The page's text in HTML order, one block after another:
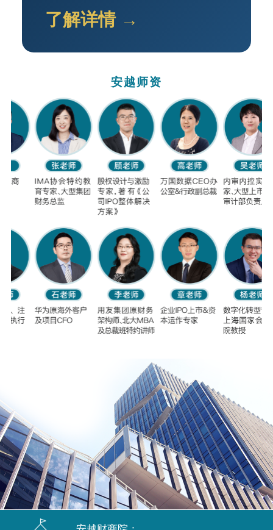
了解详情 →
安越师资